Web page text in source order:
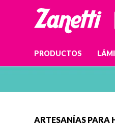
PRODUCTOS
ARTESANÍAS PARA